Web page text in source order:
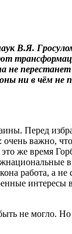
В.Я.
не
ни в чём не
Перед
очень важно,
же время
работа, а не
интересы
быть не